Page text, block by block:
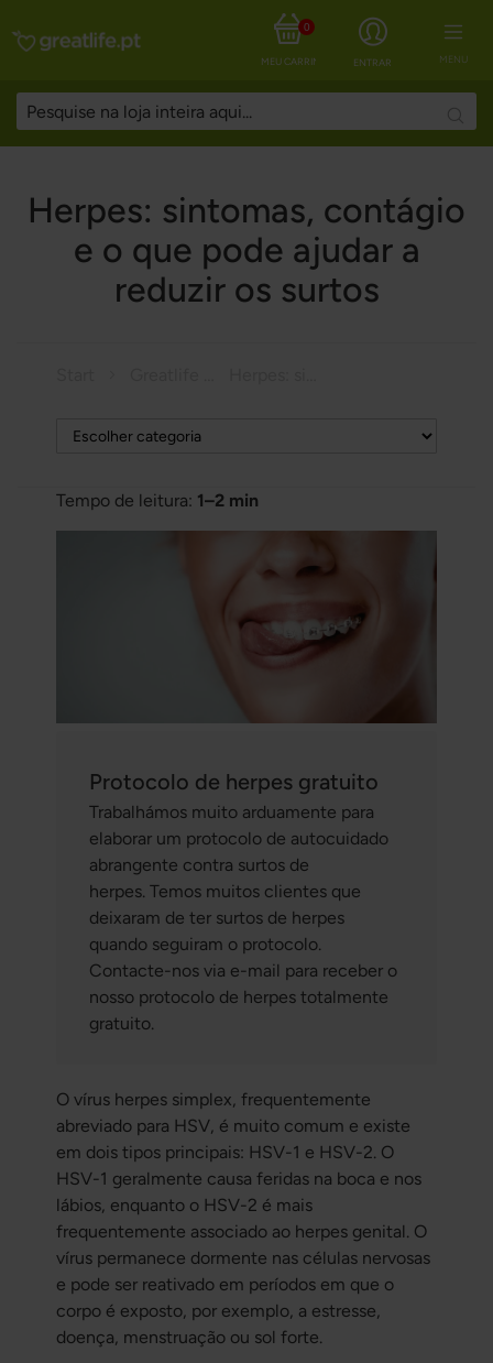
MENU
ENTRAR
MEU CARRINHO
0
Herpes: sintomas, contágio
e o que pode ajudar a
reduzir os surtos
Tempo de leitura: 1–2 min
Protocolo de herpes gratuito
Trabalhámos muito arduamente para
elaborar um protocolo de autocuidado
abrangente contra surtos de
herpes. Temos muitos clientes que
deixaram de ter surtos de herpes
quando seguiram o protocolo.
Contacte-nos via e-mail para receber o
nosso protocolo de herpes totalmente
gratuito.
O vírus herpes simplex, frequentemente
abreviado para HSV, é muito comum e existe
em dois tipos principais: HSV-1 e HSV-2. O
HSV-1 geralmente causa feridas na boca e nos
lábios, enquanto o HSV-2 é mais
frequentemente associado ao herpes genital. O
vírus permanece dormente nas células nervosas
e pode ser reativado em períodos em que o
corpo é exposto, por exemplo, a estresse,
doença, menstruação ou sol forte.